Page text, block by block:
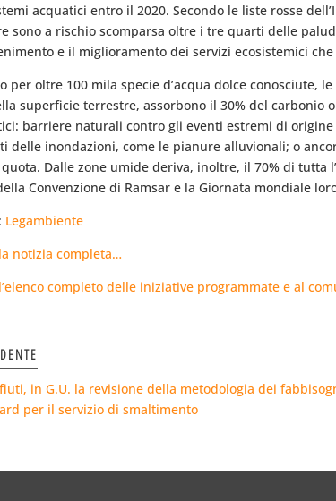
acquatici entro il 2020. Secondo le liste rosse
sono a rischio scomparsa oltre i tre quarti delle
e il miglioramento dei servizi ecosistemici
per oltre 100 mila specie d’acqua dolce conosciute,
superficie terrestre, assorbono il 30% del
barriere naturali contro gli eventi estremi di
delle inondazioni, come le pianure alluvionali; o
quota. Dalle zone umide deriva, inoltre, il 70% di tutta
Convenzione di Ramsar e la Giornata mondiale
Legambiente
notizia completa…
completo delle iniziative programmate e al
in G.U. la revisione della metodologia dei
per il servizio di smaltimento